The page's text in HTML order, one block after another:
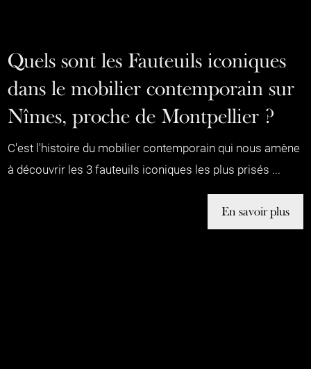
Quels sont les Fauteuils iconiques
dans le mobilier contemporain sur
Nîmes, proche de Montpellier ?
C'est l'histoire du mobilier contemporain qui nous amène
à découvrir les 3 fauteuils iconiques les plus prisés ...
En savoir plus